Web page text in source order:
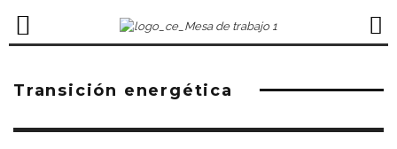
Transición energética